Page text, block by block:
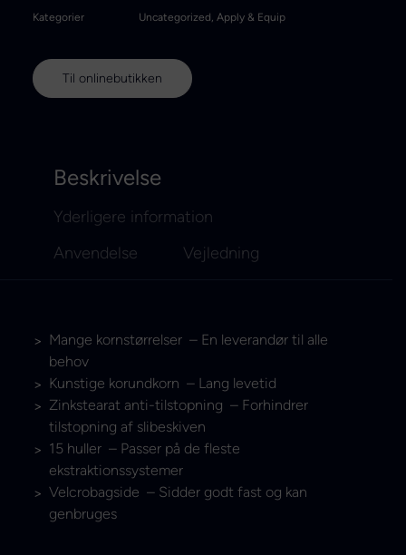
Kategorier Uncategorized, Apply & Equip
Til onlinebutikken
Beskrivelse
Yderligere information
Anvendelse
Vejledning
Mange kornstørrelser – En leverandør til alle
behov
Kunstige korundkorn – Lang levetid
Zinkstearat anti-tilstopning – Forhindrer
tilstopning af slibeskiven
15 huller – Passer på de fleste
ekstraktionssystemer
Velcrobagside – Sidder godt fast og kan
genbruges